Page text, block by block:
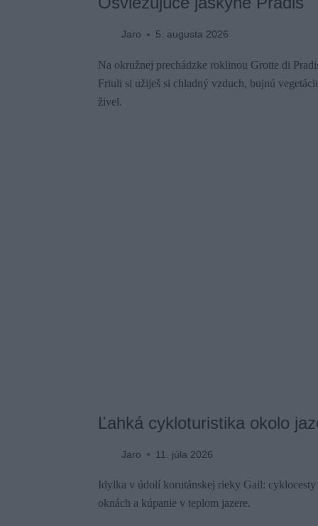
Jaro 5. augusta 2026
Na okružnej prechádzke roklinou Grotte di
Friuli si užiješ si chladný vzduch, bujnú
živel.
Ľahká cykloturistika okolo
Jaro 11. júla 2026
Idylka v údolí korutánskej rieky Gail:
oknách a kúpanie v teplom jazere.